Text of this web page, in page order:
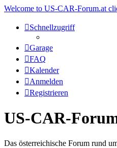
Welcome to US-CAR-Forum.at
Schnellzugriff
Garage
FAQ
Kalender
Anmelden
Registrieren
US-CAR-
Das österreichische Forum rund